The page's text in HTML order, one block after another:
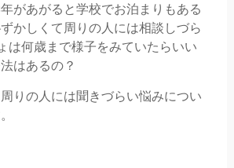
があがると学校でお泊まりもある
かしくて周りの人には相談しづら
は何歳まで様子をみていたらいい
はあるの？
りの人には聞きづらい悩みについ